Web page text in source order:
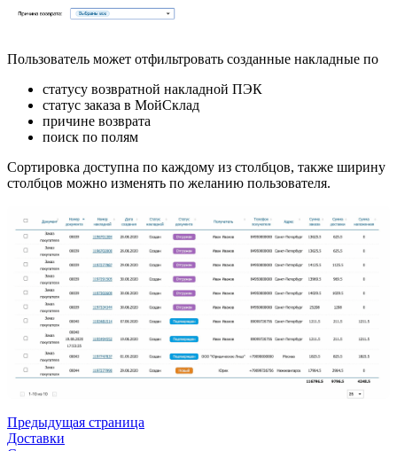
Пользователь может отфильтровать созданные накладные по
статусу возвратной накладной ПЭК
статус заказа в МойСклад
причине возврата
поиск по полям
Сортировка доступна по каждому из столбцов, также ширину
столбцов можно изменять по желанию пользователя.
Предыдущая страница
Доставки